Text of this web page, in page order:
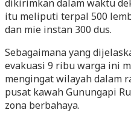
dikirimkan dalam waktu
itu meliputi terpal 500
dan mie instan 300 dus.
Sebagaimana yang
evakuasi 9 ribu warga ini
mengingat wilayah dalam
pusat kawah Gunungapi
zona berbahaya.